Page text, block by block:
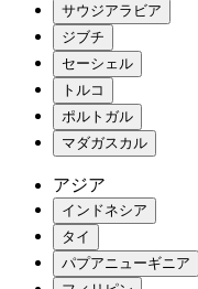
サウジアラビア
ジブチ
セーシェル
トルコ
ポルトガル
マダガスカル
アジア
インドネシア
タイ
パプアニューギニア